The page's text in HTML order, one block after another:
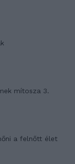
mítosza 3.
a felnőtt élet